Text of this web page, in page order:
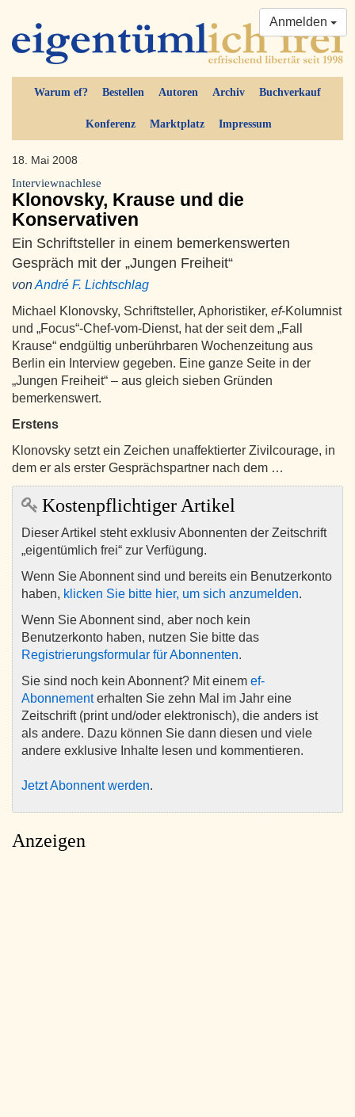
Warum ef? Bestellen Autoren Archiv Buchverkauf
Konferenz Marktplatz Impressum
Anmelden
18. Mai 2008
Interviewnachlese
Klonovsky, Krause und die
Konservativen
Ein Schriftsteller in einem bemerkenswerten
Gespräch mit der „Jungen Freiheit“
vonAndré F. Lichtschlag
Michael Klonovsky, Schriftsteller, Aphoristiker, ef-Kolumnist
und „Focus“-Chef-vom-Dienst, hat der seit dem „Fall
Krause“ endgültig unberührbaren Wochenzeitung aus
Berlin ein Interview gegeben. Eine ganze Seite in der
„Jungen Freiheit“ – aus gleich sieben Gründen
bemerkenswert.
Erstens
Klonovsky setzt ein Zeichen unaffektierter Zivilcourage, in
dem er als erster Gesprächspartner nach dem …
Kostenpflichtiger Artikel
Dieser Artikel steht exklusiv Abonnenten der Zeitschrift
„eigentümlich frei“ zur Verfügung.
Wenn Sie Abonnent sind und bereits ein Benutzerkonto
haben, klicken Sie bitte hier, um sich anzumelden.
Wenn Sie Abonnent sind, aber noch kein
Benutzerkonto haben, nutzen Sie bitte das
Registrierungsformular für Abonnenten.
Sie sind noch kein Abonnent? Mit einem ef-
Abonnementerhalten Sie zehn Mal im Jahr eine
Zeitschrift (print und/oder elektronisch), die anders ist
als andere. Dazu können Sie dann diesen und viele
andere exklusive Inhalte lesen und kommentieren.
Jetzt Abonnent werden.
Anzeigen